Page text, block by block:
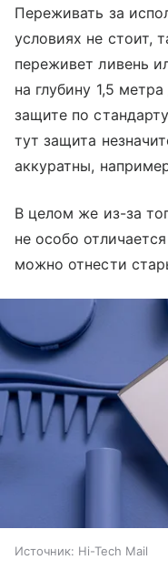
Переживать за
условиях не стоит,
переживет ливень
на глубину 1,5
защите по
тут защита
аккуратны,
В целом же из-за
не особо
можно отнести
Источник: Hi-Tech Mail